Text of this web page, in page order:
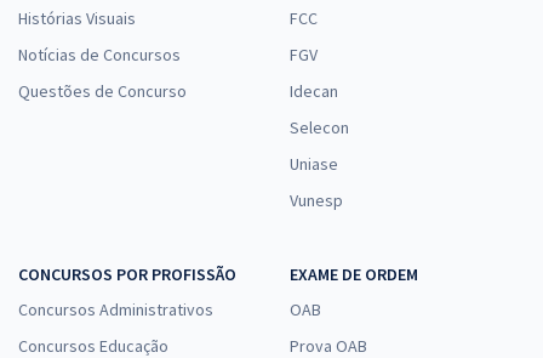
Histórias Visuais
Notícias de Concursos
Questões de Concurso
FCC
FGV
Idecan
Selecon
Uniase
Vunesp
CONCURSOS POR PROFISSÃO
Concursos Administrativos
Concursos Educação
EXAME DE ORDEM
OAB
Prova OAB